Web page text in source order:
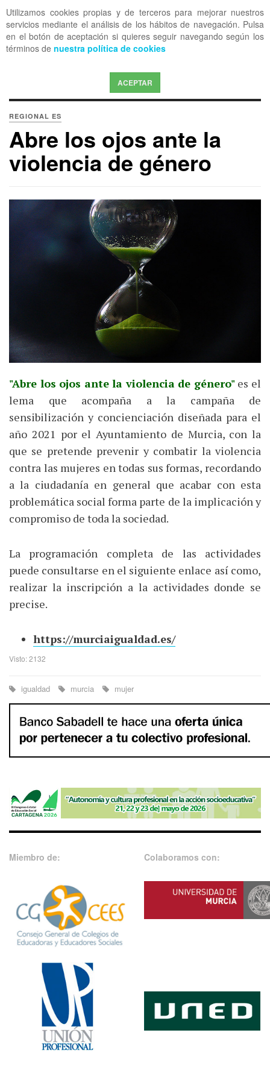
Utilizamos cookies propias y de terceros para mejorar nuestros
servicios mediante el análisis de los hábitos de navegación. Pulsa
en el botón de aceptación si quieres seguir navegando según los
términos de nuestra política de cookies
ACEPTAR
OFF CANVAS
REGIONAL ES
Abre los ojos ante la
violencia de género
"Abre los ojos ante la violencia de género" es el
lema que acompaña a la campaña de
sensibilización y concienciación diseñada para el
año 2021 por el Ayuntamiento de Murcia, con la
que se pretende prevenir y combatir la violencia
contra las mujeres en todas sus formas, recordando
a la ciudadanía en general que acabar con esta
problemática social forma parte de la implicación y
compromiso de toda la sociedad.
La programación completa de las actividades
puede consultarse en el siguiente enlace así como,
realizar la inscripción a la actividades donde se
precise.
https://murciaigualdad.es/
Visto: 2132
igualdad murcia mujer
Miembro de: Colaboramos con: